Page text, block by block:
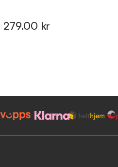
279.00 kr